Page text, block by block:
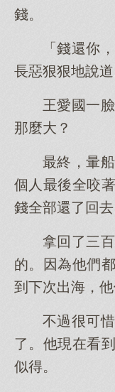
錢。
「錢還你
長惡狠狠地說道
王愛國一
那麼大？
最終，暈
個人最後全咬
錢全部還了回去
拿回了三
的。因為他們
到下次出海，
不過很可
了。他現在看
似得。